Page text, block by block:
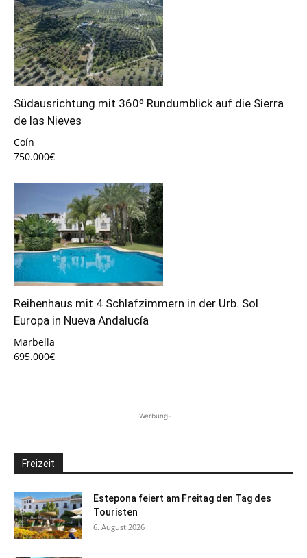
Südausrichtung mit 360º Rundumblick auf die Sierra
de las Nieves
Coín
750.000€
Reihenhaus mit 4 Schlafzimmern in der Urb. Sol
Europa in Nueva Andalucía
Marbella
695.000€
-Werbung-
Freizeit
Estepona feiert am Freitag den Tag des
Touristen
6. August 2026